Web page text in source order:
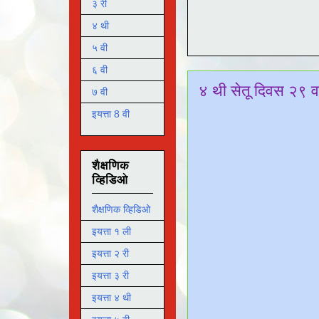
४ थी सेतू दिवस २९
३ री
४ थी
५ वी
६ वी
७ वी
इयत्ता 8 वी
शैक्षणिक
व्हिडिओ
शैक्षणिक व्हिडिओ
इयत्ता १ ली
इयत्ता २ री
इयत्ता ३ री
इयत्ता ४ थी